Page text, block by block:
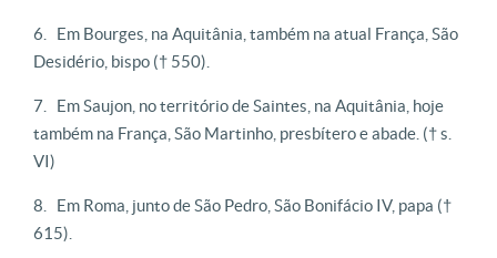
Em Bourges, na Aquitânia, também na atual França, São
Desidério, bispo († 550).
Em Saujon, no território de Saintes, na Aquitânia, hoje
também na França, São Martinho, presbítero e abade. († s.
VI)
Em Roma, junto de São Pedro, São Bonifácio IV, papa (†
615).